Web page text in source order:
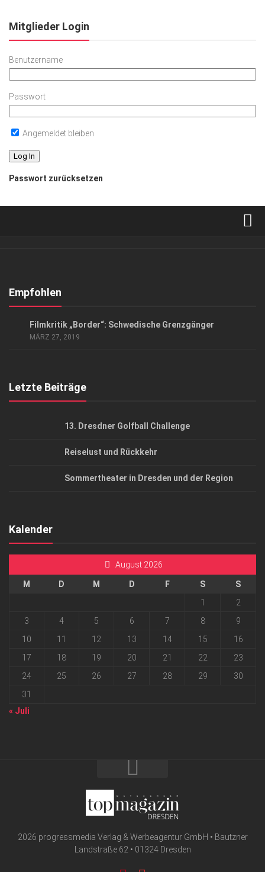
Mitglieder Login
Benutzername
Passwort
Angemeldet bleiben
Passwort zurücksetzen
Kontakt, Impressum
Empfohlen
Filmkritik „Border“: Schwedische Grenzgänger
MÄRZ 27, 2019
Letzte Beiträge
13. Dresdner Golfball Challenge
Reiselust und Rückkehr
Sommertheater in Dresden und der Region
Kalender
August 2026
M D M D F S
S
1
2
3
4 5 6 7 8
9
10
11 12 13 14 15
16
17
18 19 20 21 22
23
24
25 26 27 28 29
30
31
« Juli
2026 progressmedia Verlag & Werbeagentur GmbH • Bautzner
Landstraße 62 • 01324 Dresden